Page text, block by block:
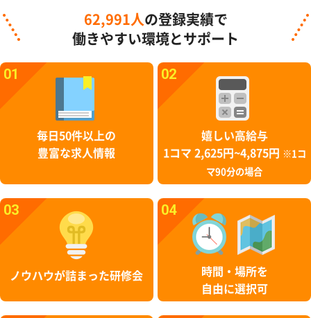
62,991人 の登録実績で
働きやすい環境とサポート
01
毎日50件以上の
豊富な求人情報
02
嬉しい高給与
1コマ 2,625円~4,875円
※1コ
マ90分の場合
03
ノウハウが詰まった研修会
04
時間・場所を
自由に選択可